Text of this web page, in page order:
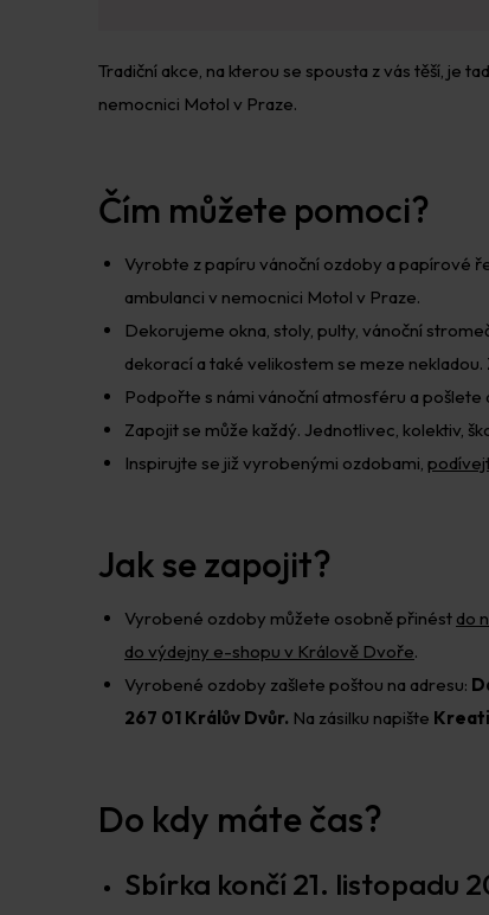
Tradiční akce, na kterou se spousta z vás těší, je
nemocnici Motol v Praze.
Čím můžete pomoci?
Vyrobte z papíru vánoční ozdoby a papírové
ambulanci v nemocnici Motol v Praze.
Dekorujeme okna, stoly, pulty, vánoční
dekorací a také velikostem se meze nekladou.
Podpořte s námi vánoční atmosféru a pošlete
Zapojit se může každý. Jednotlivec, kolektiv,
Inspirujte se již vyrobenými ozdobami,
Jak se zapojit?
Vyrobené ozdoby můžete osobně přinést do
do výdejny e-shopu v Králově Dvoře.
Vyrobené ozdoby zašlete poštou na adresu:
267 01 Králův Dvůr. Na zásilku napište
Do kdy máte čas?
Sbírka končí 21. listopadu